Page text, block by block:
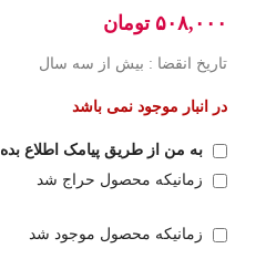
۵۰۸,۰۰۰ تومان
تاریخ انقضا : بیش از سه سال
در انبار موجود نمی باشد
به من از طریق پیامک اطلاع بده
زمانیکه محصول حراج شد
زمانیکه محصول موجود شد